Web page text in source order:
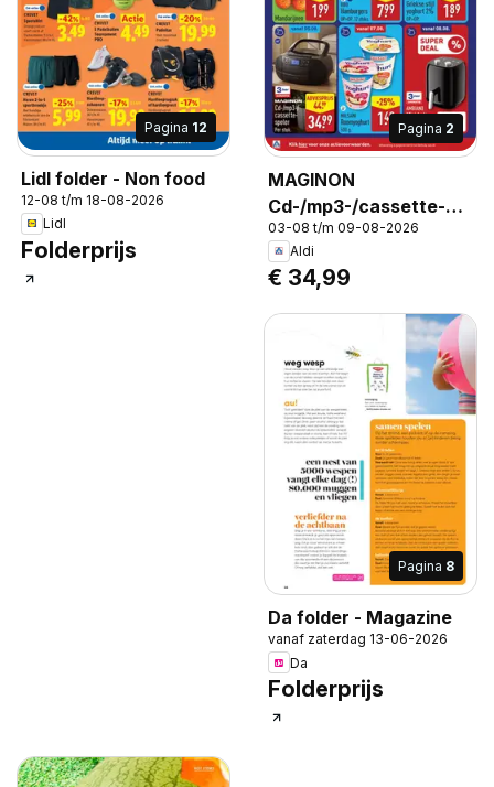
Pagina 12
Lidl folder - Non food
12-08 t/m 18-08-2026
Lidl
Folderprijs
Pagina 2
MAGINON
Cd-/mp3-/cassette-
speler, MAGINON
Cd-/mp3-/cassette-
speler Per stuk.
03-08 t/m 09-08-2026
Aldi
€ 34,99
Pagina 8
Da folder - Magazine
vanaf zaterdag 13-06-2026
Da
Folderprijs